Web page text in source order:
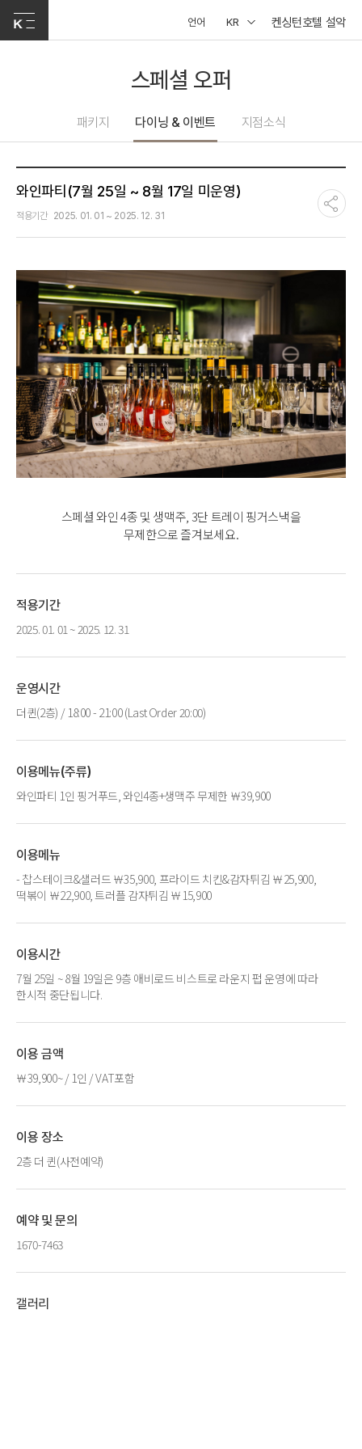
언어 KR 켄싱턴호텔 설악
스페셜 오퍼
패키지 다이닝 & 이벤트 지점소식
와인파티(7월 25일 ~ 8월 17일 미운영)
적용기간 2025. 01. 01 ~ 2025. 12. 31
스페셜 와인 4종 및 생맥주, 3단 트레이 핑거스낵을
무제한으로 즐겨보세요.
적용기간
2025. 01. 01 ~ 2025. 12. 31
운영시간
더퀸(2층) / 18:00 - 21:00 (Last Order 20:00)
이용메뉴(주류)
와인파티 1인 핑거푸드, 와인4종+생맥주 무제한 ￦39,900
이용메뉴
- 찹스테이크&샐러드 ￦35,900, 프라이드 치킨&감자튀김 ￦25,900,
떡볶이 ￦22,900, 트러플 감자튀김 ￦15,900
이용시간
7월 25일 ~ 8월 19일은 9층 애비로드 비스트로 라운지 펍 운영에 따라
한시적 중단됩니다.
이용 금액
￦39,900~ / 1인 / VAT포함
이용 장소
2층 더 퀸(사전예약)
예약 및 문의
1670-7463
갤러리